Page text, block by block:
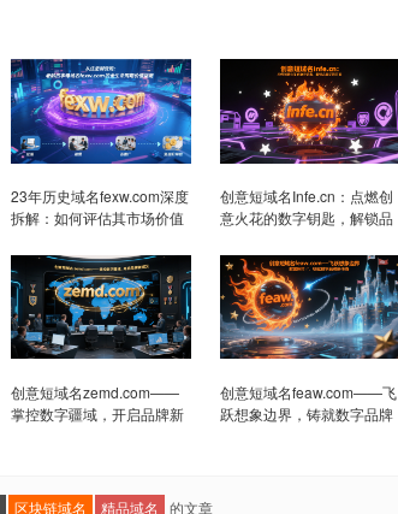
23年历史域名fexw.com深度
拆解：如何评估其市场价值
创意短域名Infe.cn：点燃创
意火花的数字钥匙，解锁品
创意短域名zemd.com——
掌控数字疆域，开启品牌新
创意短域名feaw.com——飞
跃想象边界，铸就数字品牌
区块链域名 精品域名 的文章